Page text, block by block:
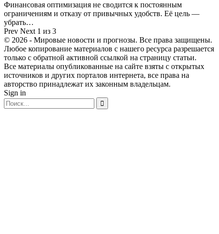
Финансовая оптимизация не сводится к постоянным
ограничениям и отказу от привычных удобств. Её цель —
убрать…
Prev Next 1 из 3
© 2026 - Мировые новости и прогнозы. Все права защищены.
Любое копирование материалов с нашего ресурса разрешается
только с обратной активной ссылкой на страницу статьи.
Все материалы опубликованные на сайте взяты с открытых
источников и других порталов интернета, все права на
авторство принадлежат их законным владельцам.
Sign in